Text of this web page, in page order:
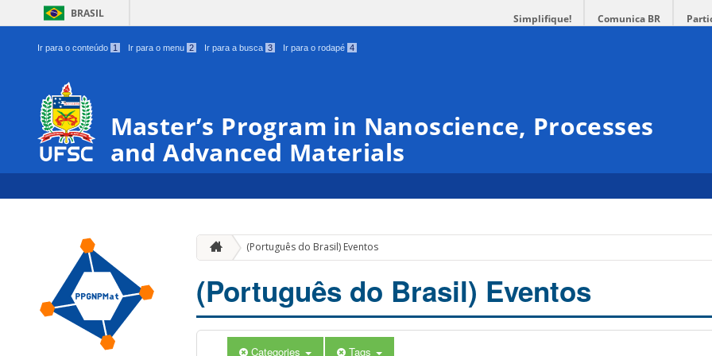
BRASIL Simplifique! Comunica BR
Ir para o conteúdo 1 Ir para o menu 2 Ir para a busca 3 Ir para o rodapé 4
Master’s Program in Nanoscience, Processes
and Advanced Materials
(Português do Brasil) Eventos
(Português do Brasil) Eventos
Categories Tags
01:00
02:00
04:00
05:00